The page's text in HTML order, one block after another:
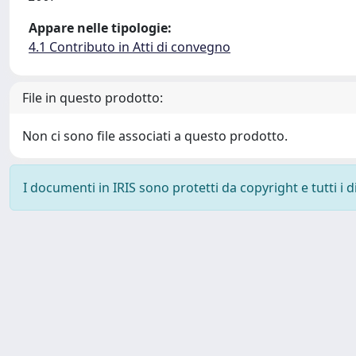
Appare nelle tipologie:
4.1 Contributo in Atti di convegno
File in questo prodotto:
Non ci sono file associati a questo prodotto.
I documenti in IRIS sono protetti da copyright e tutti i